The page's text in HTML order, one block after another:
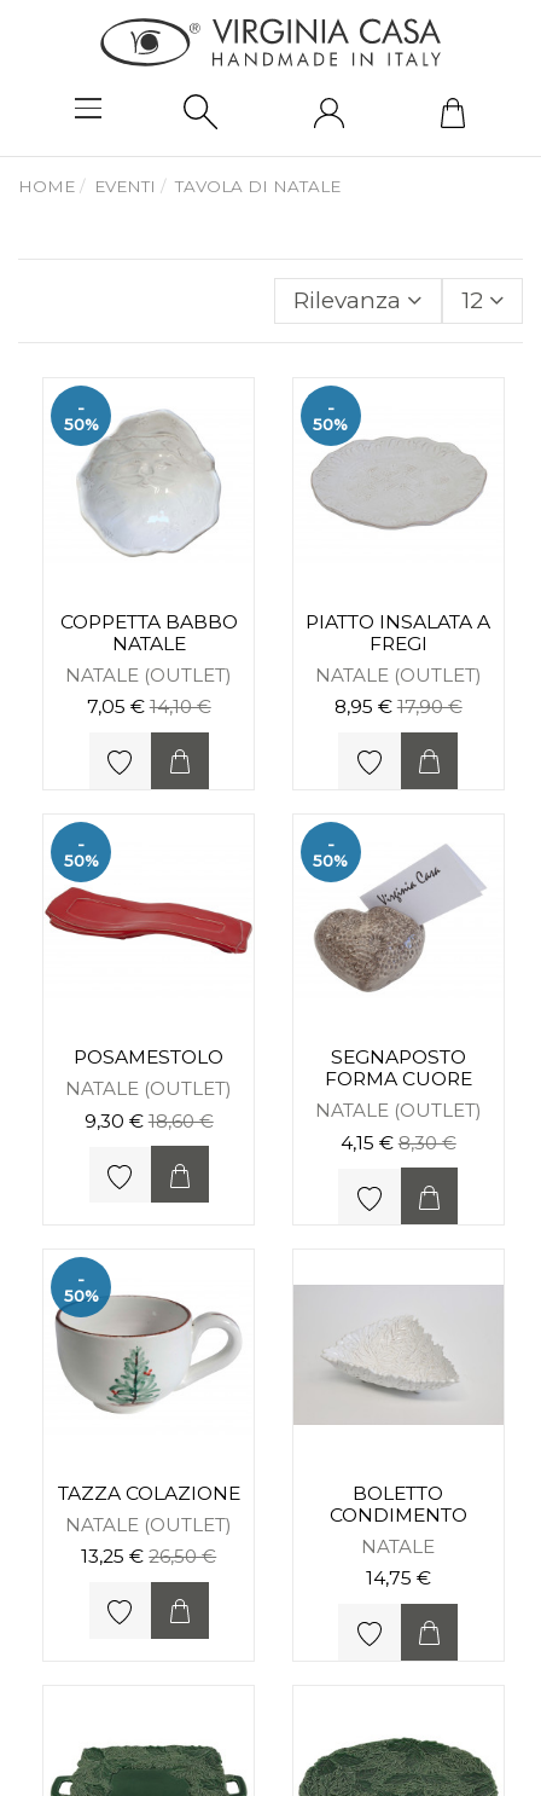
HOME EVENTI TAVOLA DI NATALE
Rilevanza 12
-
50%
COPPETTA BABBO
NATALE
NATALE (OUTLET)
7,05 €14,10 €
-
50%
PIATTO INSALATA A
FREGI
NATALE (OUTLET)
8,95 €17,90 €
-
50%
POSAMESTOLO
NATALE (OUTLET)
9,30 €18,60 €
-
50%
SEGNAPOSTO
FORMA CUORE
NATALE (OUTLET)
4,15 €8,30 €
-
50%
TAZZA COLAZIONE
NATALE (OUTLET)
13,25 €26,50 €
BOLETTO
CONDIMENTO
NATALE
14,75 €